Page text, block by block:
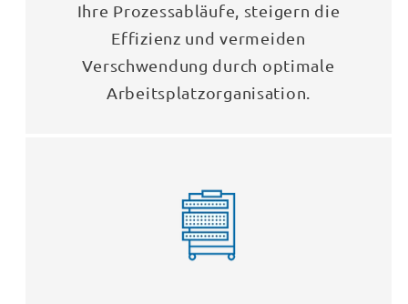
Ihre Prozessabläufe, steigern die
Effizienz und vermeiden
Verschwendung durch optimale
Arbeitsplatzorganisation.